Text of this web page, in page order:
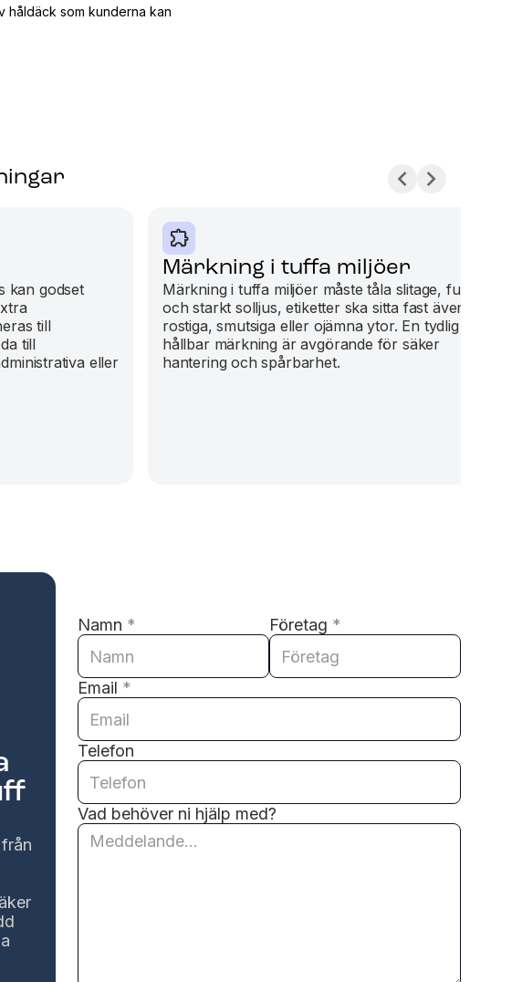
håldäck som kunderna kan
kan godset
till
till
eller
Märkning i tuffa miljöer
Märkning i tuffa miljöer måste tåla slitage, fukt
och starkt solljus, etiketter ska sitta fast även på
rostiga, smutsiga eller ojämna ytor. En tydlig och
hållbar märkning är avgörande för säker
hantering och spårbarhet.
Namn * Företag *
Email *
Telefon
Vad behöver ni hjälp med?